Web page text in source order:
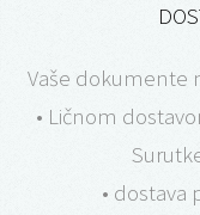
Vaše dokumente
• Ličnom
• dostava